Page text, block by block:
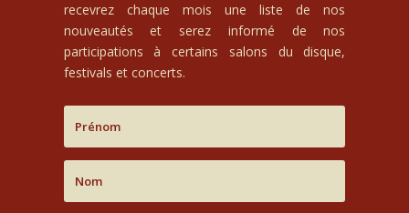
recevrez chaque mois une liste de nos
nouveautés et serez informé de nos
participations à certains salons du disque,
festivals et concerts.